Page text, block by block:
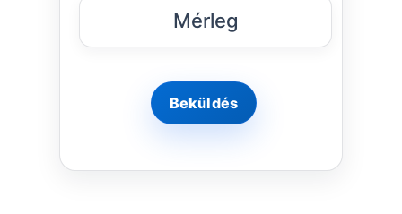
Mérleg